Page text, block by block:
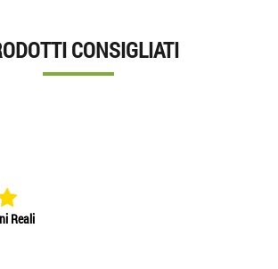
CONSIGLIATI
Reali